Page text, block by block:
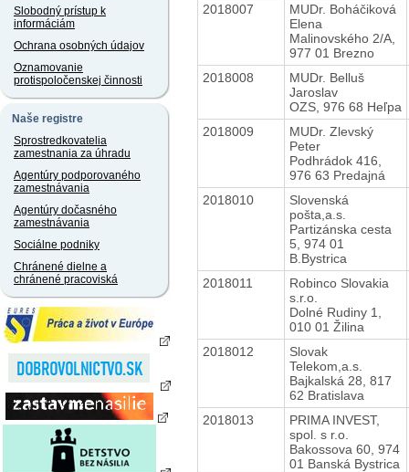
Slobodný prístup k
informáciám
Ochrana osobných údajov
Oznamovanie
protispoločenskej činnosti
Naše registre
Sprostredkovatelia
zamestnania za úhradu
Agentúry podporovaného
zamestnávania
Agentúry dočasného
zamestnávania
Sociálne podniky
Chránené dielne a
chránené pracoviská
2018007
MUDr. Boháčiková
Elena
Malinovského 2/A,
977 01 Brezno
2018008
MUDr. Belluš
Jaroslav
OZS, 976 68 Heľpa
2018009
MUDr. Zlevský
Peter
Podhrádok 416,
976 63 Predajná
2018010
Slovenská
pošta,a.s.
Partizánska cesta
5, 974 01
B.Bystrica
2018011
Robinco Slovakia
s.r.o.
Dolné Rudiny 1,
010 01 Žilina
2018012
Slovak
Telekom,a.s.
Bajkalská 28, 817
62 Bratislava
2018013
PRIMA INVEST,
spol. s r.o.
Bakossova 60, 974
01 Banská Bystrica